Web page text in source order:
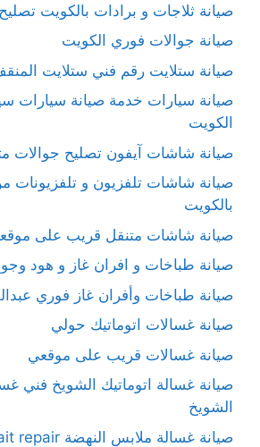
صيانة ثلاجات و برادات بالكويت
صيانة جوالات فوري الكويت
صيانة ستلايت رقم فني ستلايت
صيانة سيارات خدمة صيانة سيارات
الكويت
صيانة شاشات آيفون تصليح جوالات
صيانة شاشات تلفزيون و تلفزيونات
بالكويت
صيانة شاشات متنقل قريب على
صيانة طباخات و افران غاز و هود
صيانة طباخات وأفران غاز فوري
صيانة غسالات اتوماتيك حولي
صيانة غسالات قريب على موقعي
صيانة غسالة اتوماتيك الشويخ فني
الشويخ